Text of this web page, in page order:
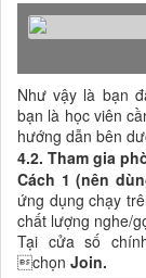
Như vậy là bạn
bạn là học viên
hướng dẫn bên
4.2. Tham gia
Cách 1 (nên
ứng dụng chạy
chất lượng nghe/
Tại cửa số
chọn Join.